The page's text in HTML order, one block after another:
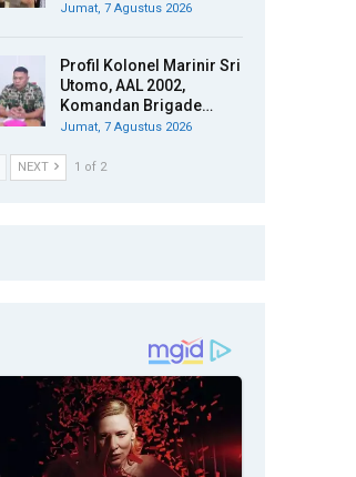
Jumat, 7 Agustus 2026
Profil Kolonel Marinir Sri
Utomo, AAL 2002,
Komandan Brigade…
Jumat, 7 Agustus 2026
NEXT 1 of 2